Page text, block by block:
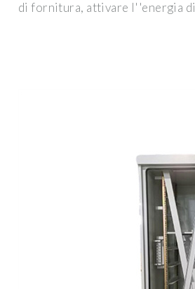
di fornitura, attivare l''energia di